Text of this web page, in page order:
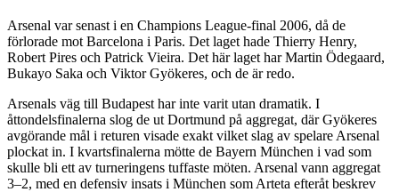
Arsenal var senast i en Champions League-final 2006, då de
förlorade mot Barcelona i Paris. Det laget hade Thierry Henry,
Robert Pires och Patrick Vieira. Det här laget har Martin Ödegaard,
Bukayo Saka och Viktor Gyökeres, och de är redo.
Arsenals väg till Budapest har inte varit utan dramatik. I
åttondelsfinalerna slog de ut Dortmund på aggregat, där Gyökeres
avgörande mål i returen visade exakt vilket slag av spelare Arsenal
plockat in. I kvartsfinalerna mötte de Bayern München i vad som
skulle bli ett av turneringens tuffaste möten. Arsenal vann aggregat
3–2, med en defensiv insats i München som Arteta efteråt beskrev